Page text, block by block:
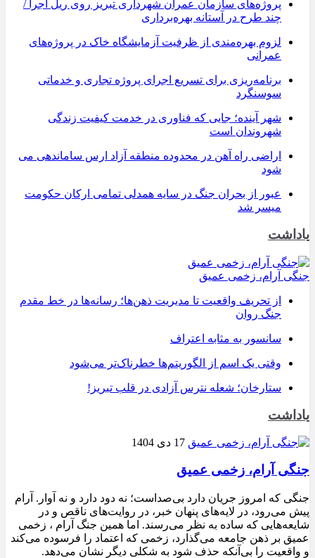
پروژه‌های سازمان عمران شهرداری تبریز روی ریل اجرا /
چند طرح در آستانه بهره‌برداری
لزوم بهره‌مندی از ظرفیت آزمایشگاه خاک در پروژه‌های
عمرانی
برنامه‌ریزی برای تسریع اجرای پروژه تجاری و خدماتی
سوسنگرد
شهر آینده؛ جایی که فناوری در خدمت کیفیت زندگی
شهروندان است
اراضی راه آهن در محدوده منطقه آزاد ارس ساماندهی می
شود
عبور از بحران جنگ در سایه همدلی تمامی ارکان حکومت
میسر شد
یاداشت
جنگی آرام، زخمی عمیق
از تحریف واقعیت تا مدیریت ذهن‌ها؛ رسانه‌ها در خط مقدم
جنگ روان
سانسور به مثابه اعتراف
وقتی یک اسم از الگوریتم‌ها خطرناک‌تر می‌شود
ستارخان؛ شعله نترس آزادی در قلب تبریز!
یاداشت
17 دی 1404
جنگی آرام، زخمی عمیق
جنگی که امروز جریان دارد بی‌صداست؛ نه دود دارد و نه آوار. آرام
پیش می‌رود، در لایه‌های پنهان خبر، در روایت‌های ناقص و در
شایعه‌هایی که ساده به نظر می‌رسند. اما همین جنگ آرام ، زخمی
عمیق بر ذهن جامعه می‌گذارد، زخمی که اعتماد را فرسوده می‌کند
و واقعیت را بی‌آنکه حذف شود به شکلی دیگر نشان می‌دهد.